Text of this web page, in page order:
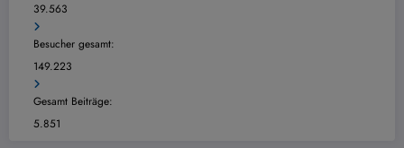
39.563
Besucher gesamt:
149.223
Gesamt Beiträge:
5.851